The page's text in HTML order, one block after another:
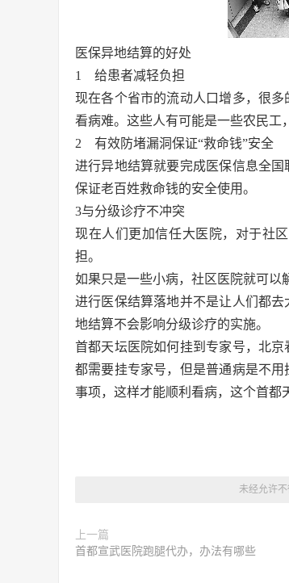
医保异地结算的好处
1 给患者减轻负担
现在各个省市的流动人口增多，很
看病难。这些人有可能是一些农民工
2 有效防堵漏洞保证“救命钱”安全
进行异地结算就要完成医保信息全
保证老百姓救命钱的安全使用。
3与分级诊疗不冲突
现在人们更加信任大医院，对于社
担。
如果只是一些小病，社区医院就可以
进行医保结算落地并不是让人们都
地结算不会影响分级诊疗的实施。
首都天坛医院如何挂到专家号，北
都需要挂专家号，但是普通病是不
事项，这样才能顺利看病，这个首都
未经允许不
上一篇
首都宣武医院跑腿代办，办法有哪些